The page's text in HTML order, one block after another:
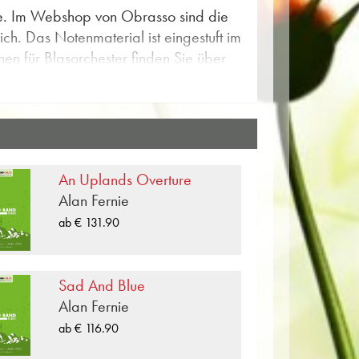
Im Webshop von Obrasso sind die
Das Notenmaterial ist eingestuft im
für Blasorchester finden Sie über
The Way» und gewinnen Sie
und Videos zum
im Obrasso Webshop finden
Damit Sie Ihr
einem Klick alle Noten zu
welche im Musikverlag
finden Sie im
Band, Blasorchester,
Sinfonieorchester sowie
Records wurde ein grosser Teil der
An Uplands Overture
Alan Fernie
ab € 131.90
Sad And Blue
Alan Fernie
ab € 116.90